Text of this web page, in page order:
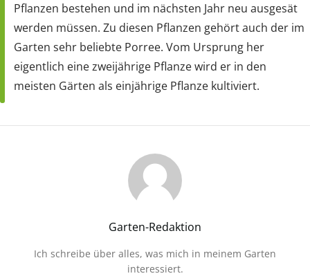
Pflanzen bestehen und im nächsten Jahr neu ausgesät
werden müssen. Zu diesen Pflanzen gehört auch der im
Garten sehr beliebte Porree. Vom Ursprung her
eigentlich eine zweijährige Pflanze wird er in den
meisten Gärten als einjährige Pflanze kultiviert.
Garten-Redaktion
Ich schreibe über alles, was mich in meinem Garten
interessiert.